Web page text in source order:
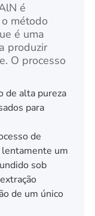
é
método
é uma
produzir
O processo
de alta pureza
para
de
um
sob
de um único